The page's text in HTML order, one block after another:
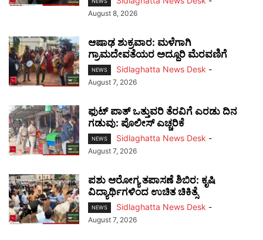
August 8, 2026
ಆಷಾಢ ಶುಕ್ರವಾರ: ಮಳೆಗಾಗಿ
ಗ್ರಾಮದೇವತೆಯರ ಅದ್ದೂರಿ ಮೆರವಣಿಗೆ
NEWS Sidlaghatta News Desk -
August 7, 2026
ಫುಟ್‌ ಪಾತ್ ಒತ್ತುವರಿ ತೆರವಿಗೆ ಎರಡು ದಿನ
ಗಡುವು: ಪೊಲೀಸ್ ಎಚ್ಚರಿಕೆ
NEWS Sidlaghatta News Desk -
August 7, 2026
ಪಶು ಆರೋಗ್ಯ ತಪಾಸಣೆ ಶಿಬಿರ: ಕೃಷಿ
ವಿದ್ಯಾರ್ಥಿಗಳಿಂದ ಉಚಿತ ಚಿಕಿತ್ಸೆ
NEWS Sidlaghatta News Desk -
August 7, 2026